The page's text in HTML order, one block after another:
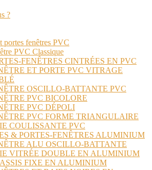
?
portes fenêtres PVC
PVC Classique
FENÊTRES CINTRÉES EN PVC
ET PORTE PVC VITRAGE
OSCILLO-BATTANTE PVC
PVC BICOLORE
PVC DÉPOLI
PVC FORME TRIANGULAIRE
COULISSANTE PVC
& PORTES-FENÊTRES ALUMINIUM
ALU OSCILLO-BATTANTE
VITRÉE DOUBLE EN ALUMINIUM
FIXE EN ALUMINIUM